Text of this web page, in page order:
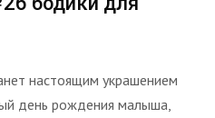
настоящим украшением
день рождения малыша,